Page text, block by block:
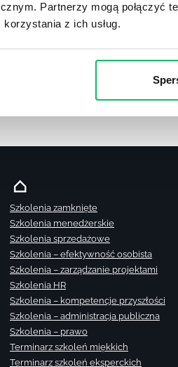
Partnerzy mogą połączyć
z ich usług.
Szkolenia zamknięte
Szkolenia menedżerskie
Szkolenia sprzedażowe
Szkolenia – efektywność osobista
Szkolenia – zarządzanie projektami
Szkolenia HR
Szkolenia – kompetencje przyszłości
Szkolenia – administracja publiczna
Szkolenia – prawo
Terminarz szkoleń miękkich
Terminarz szkoleń eksperckich